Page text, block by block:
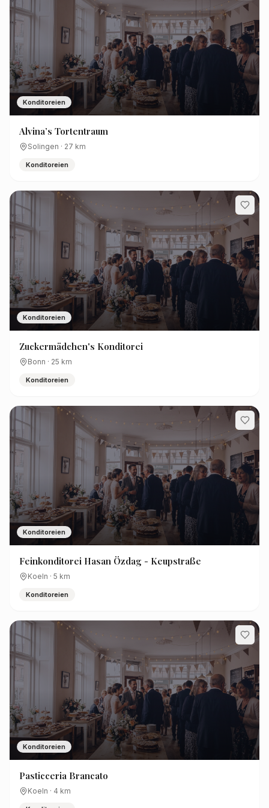
Konditoreien
Alvina’s Tortentraum
Solingen · 27 km
Konditoreien
Konditoreien
Zuckermädchen's Konditorei
Bonn · 25 km
Konditoreien
Konditoreien
Feinkonditorei Hasan Özdag - Keupstraße
Koeln · 5 km
Konditoreien
Konditoreien
Pasticceria Brancato
Koeln · 4 km